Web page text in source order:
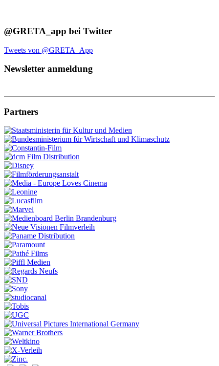
@GRETA_app bei Twitter
Tweets von @GRETA_App
Newsletter anmeldung
Partners